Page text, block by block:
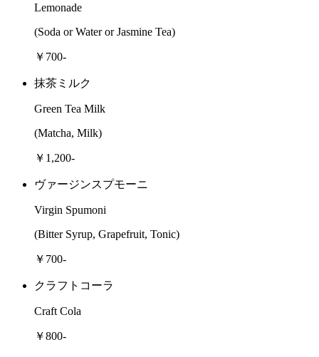
Lemonade
(Soda or Water or Jasmine Tea)
￥700-
抹茶ミルク
Green Tea Milk
(Matcha, Milk)
￥1,200-
ヴァージンスプモーニ
Virgin Spumoni
(Bitter Syrup, Grapefruit, Tonic)
￥700-
クラフトコーラ
Craft Cola
￥800-